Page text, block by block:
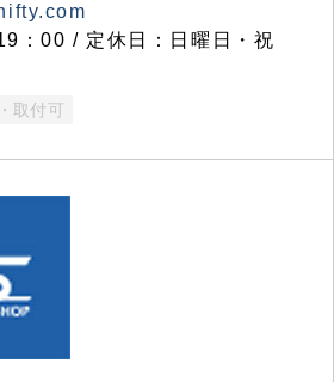
：00 / 定休日：日曜日・祝
取付可